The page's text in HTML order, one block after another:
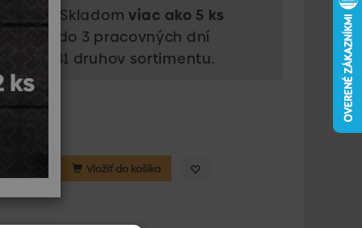
Skladom viac ako 5 ks
doma do 3 pracovných dní
5.881 druhov sortimentu.
ks
Vložiť do košíka